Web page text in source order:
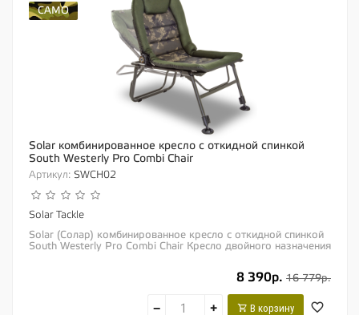
CAMO
Solar комбинированное кресло с откидной спинкой
South Westerly Pro Combi Chair
Артикул: SWCH02
Solar Tackle
Solar (Солар) комбинированное кресло с откидной спинкой
South Westerly Pro Combi Chair Кресло двойного назначения
8 390р. 16 779р.
− + В корзину